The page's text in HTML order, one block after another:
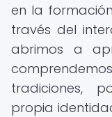
en la
través del
abrimos a
tradiciones,
propia